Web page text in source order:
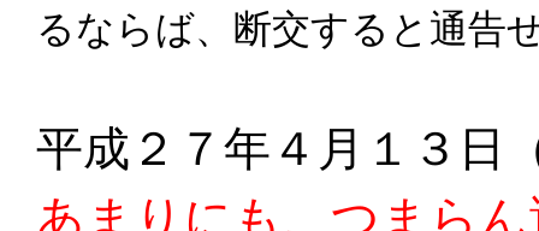
るならば、断交すると通告
平成２７年４月１３日
あまりにも、つまら